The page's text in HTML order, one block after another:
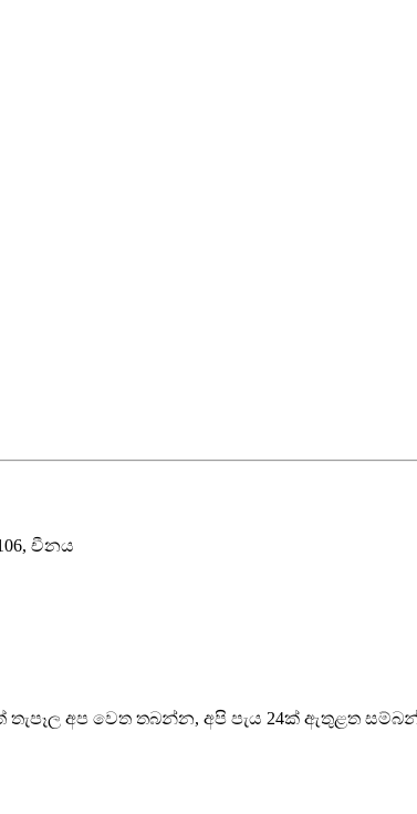
චීනය
අප වෙත තබන්න, අපි පැය 24ක් ඇතුළත